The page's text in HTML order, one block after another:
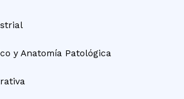
y Anatomía Patológica